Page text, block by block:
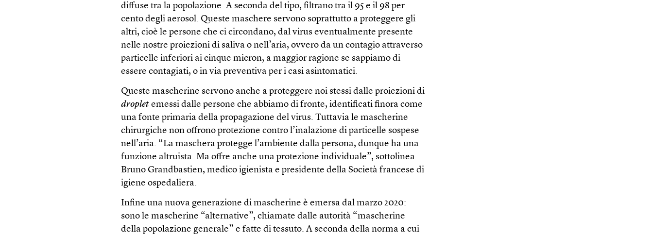
diffuse tra la popolazione. A seconda del tipo, filtrano tra il 95 e il 98 per
cento degli aerosol. Queste maschere servono soprattutto a proteggere gli
altri, cioè le persone che ci circondano, dal virus eventualmente presente
nelle nostre proiezioni di saliva o nell’aria, ovvero da un contagio attraverso
particelle inferiori ai cinque micron, a maggior ragione se sappiamo di
essere contagiati, o in via preventiva per i casi asintomatici.
Queste mascherine servono anche a proteggere noi stessi dalle proiezioni di
droplet emessi dalle persone che abbiamo di fronte, identificati finora come
una fonte primaria della propagazione del virus. Tuttavia le mascherine
chirurgiche non offrono protezione contro l’inalazione di particelle sospese
nell’aria. “La maschera protegge l’ambiente dalla persona, dunque ha una
funzione altruista. Ma offre anche una protezione individuale”, sottolinea
Bruno Grandbastien, medico igienista e presidente della Società francese di
igiene ospedaliera.
Infine una nuova generazione di mascherine è emersa dal marzo 2020:
sono le mascherine “alternative”, chiamate dalle autorità “mascherine
della popolazione generale” e fatte di tessuto. A seconda della norma a cui